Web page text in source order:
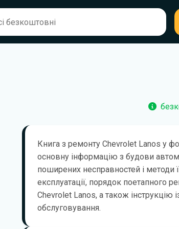
Книга з ремонту Chevrolet Lanos у
основну інформацію з будови
поширених несправностей і методи
експлуатації, порядок поетапного
Chevrolet Lanos, а також інструкцію
обслуговування.